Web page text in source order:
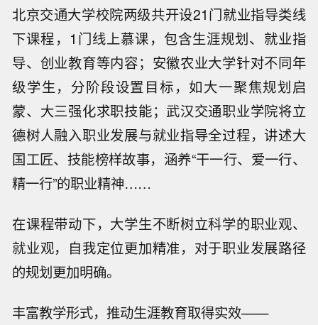
北京交通大学校院两级共开设21门就业指导类线
下课程，1门线上慕课，包含生涯规划、就业指
导、创业教育等内容；安徽农业大学针对不同年
级学生，分阶段设置目标，如大一聚焦规划启
蒙、大三强化求职技能；武汉交通职业学院将立
德树人融入职业发展与就业指导全过程，讲述大
国工匠、技能榜样故事，涵养“干一行、爱一行、
精一行”的职业精神……
在课程带动下，大学生不断树立科学的职业观、
就业观，自我定位更加精准，对于职业发展路径
的规划更加明确。
丰富教学形式，推动生涯教育取得实效——